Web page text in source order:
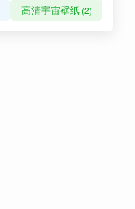
高清宇宙壁纸(2)